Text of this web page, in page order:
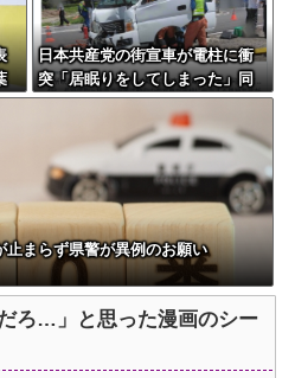
日本共産党の街宣車が電柱に衝
突「居眠りをしてしまった」同
乗していた県議を含め男女3人重
まらず県警が異例のお願い
ろ…」と思った漫画のシー